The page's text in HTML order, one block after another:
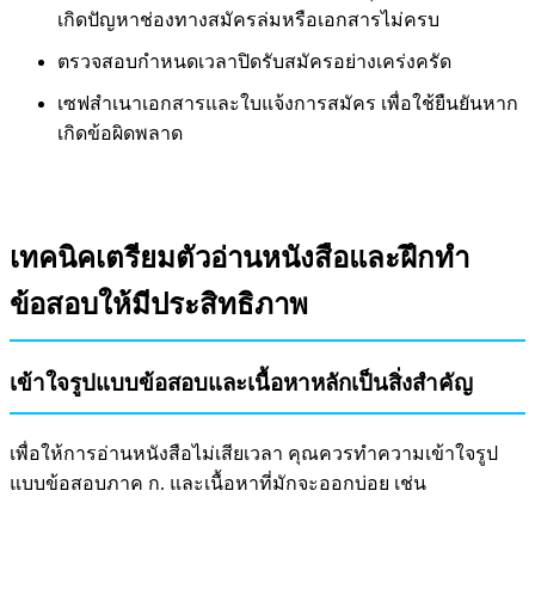
เกิดปัญหาช่องทางสมัครล่มหรือเอกสารไม่ครบ
ตรวจสอบกำหนดเวลาปิดรับสมัครอย่างเคร่งครัด
เซฟสำเนาเอกสารและใบแจ้งการสมัคร เพื่อใช้ยืนยันหาก
เกิดข้อผิดพลาด
เทคนิคเตรียมตัวอ่านหนังสือและฝึกทำ
ข้อสอบให้มีประสิทธิภาพ
เข้าใจรูปแบบข้อสอบและเนื้อหาหลักเป็นสิ่งสำคัญ
เพื่อให้การอ่านหนังสือไม่เสียเวลา คุณควรทำความเข้าใจรูป
แบบข้อสอบภาค ก. และเนื้อหาที่มักจะออกบ่อย เช่น